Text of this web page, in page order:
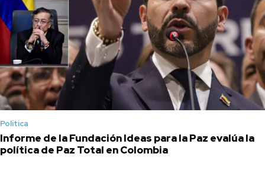
Política
Informe de la Fundación Ideas para la Paz evalúa la
política de Paz Total en Colombia